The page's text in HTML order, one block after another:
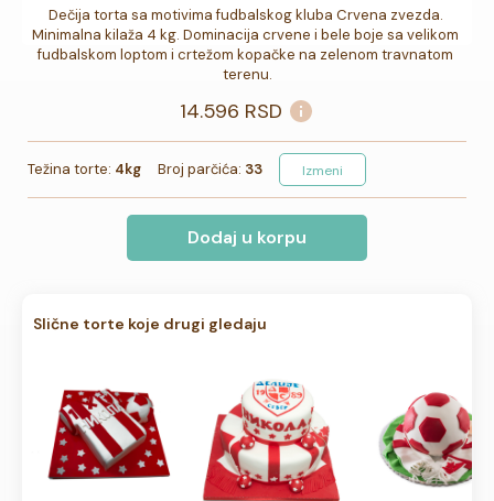
Dečija torta sa motivima fudbalskog kluba Crvena zvezda.
Minimalna kilaža 4 kg. Dominacija crvene i bele boje sa velikom
fudbalskom loptom i crtežom kopačke na zelenom travnatom
terenu.
14.596 RSD
Težina torte: 4kg Broj parčića: 33 Izmeni
Dodaj u korpu
Slične torte koje drugi gledaju